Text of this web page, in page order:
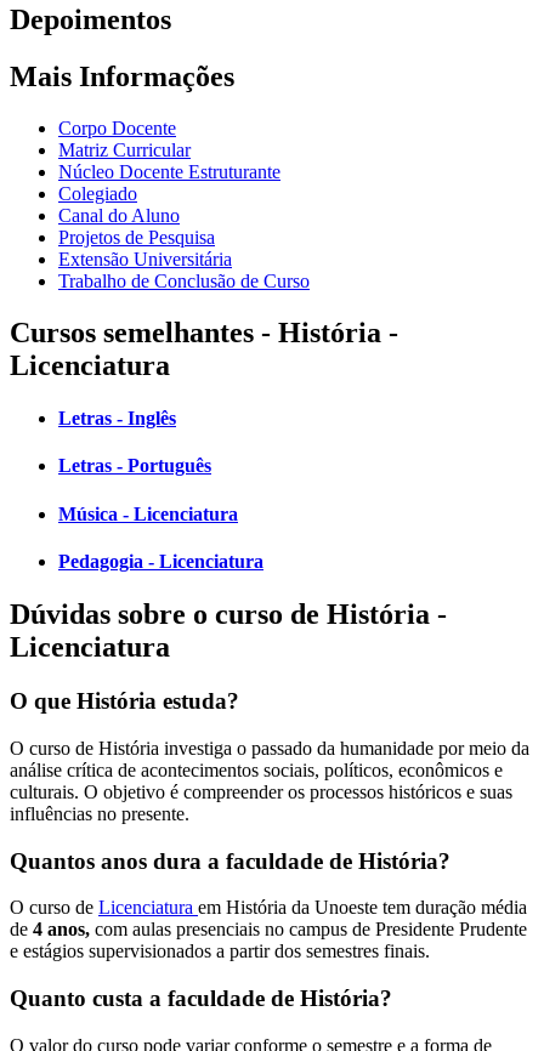
Depoimentos
Mais Informações
Corpo Docente
Matriz Curricular
Núcleo Docente Estruturante
Colegiado
Canal do Aluno
Projetos de Pesquisa
Extensão Universitária
Trabalho de Conclusão de Curso
Cursos semelhantes - História -
Licenciatura
Letras - Inglês
Letras - Português
Música - Licenciatura
Pedagogia - Licenciatura
Dúvidas sobre o curso de História -
Licenciatura
O que História estuda?
O curso de História investiga o passado da humanidade por meio da
análise crítica de acontecimentos sociais, políticos, econômicos e
culturais. O objetivo é compreender os processos históricos e suas
influências no presente.
Quantos anos dura a faculdade de História?
O curso de Licenciatura em História da Unoeste tem duração média
de 4 anos, com aulas presenciais no campus de Presidente Prudente
e estágios supervisionados a partir dos semestres finais.
Quanto custa a faculdade de História?
O valor do curso pode variar conforme o semestre e a forma de